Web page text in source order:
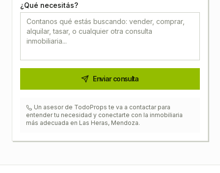
¿Qué necesitás?
Enviar consulta
Un asesor de TodoProps te va a contactar para
entender tu necesidad y conectarte con la inmobiliaria
más adecuada en Las Heras, Mendoza.